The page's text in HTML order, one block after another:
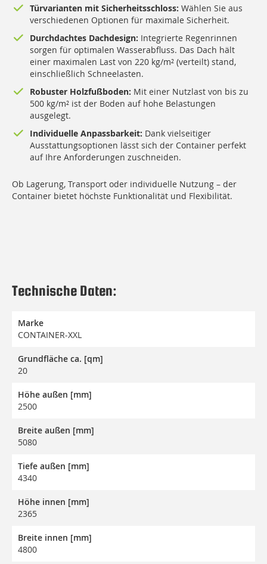
Türvarianten mit Sicherheitsschloss: Wählen Sie aus
verschiedenen Optionen für maximale Sicherheit.
Durchdachtes Dachdesign: Integrierte Regenrinnen
sorgen für optimalen Wasserabfluss. Das Dach hält
einer maximalen Last von 220 kg/m² (verteilt) stand,
einschließlich Schneelasten.
Robuster Holzfußboden: Mit einer Nutzlast von bis zu
500 kg/m² ist der Boden auf hohe Belastungen
ausgelegt.
Individuelle Anpassbarkeit: Dank vielseitiger
Ausstattungsoptionen lässt sich der Container perfekt
auf Ihre Anforderungen zuschneiden.
Ob Lagerung, Transport oder individuelle Nutzung – der
Container bietet höchste Funktionalität und Flexibilität.
Technische Daten:
Marke
CONTAINER-XXL
Grundfläche ca. [qm]
20
Höhe außen [mm]
2500
Breite außen [mm]
5080
Tiefe außen [mm]
4340
Höhe innen [mm]
2365
Breite innen [mm]
4800